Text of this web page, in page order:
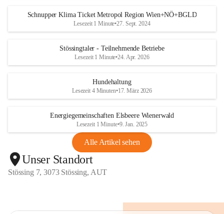
Schnupper Klima Ticket Metropol Region Wien+NÖ+BGLD
Lesezeit 1 Minute•27. Sept. 2024
Stössingtaler - Teilnehmende Betriebe
Lesezeit 1 Minute•24. Apr. 2026
Hundehaltung
Lesezeit 4 Minuten•17. März 2026
Energiegemeinschaften Elsbeere Wienerwald
Lesezeit 1 Minute•9. Jan. 2025
Alle Artikel sehen
Unser Standort
Stössing 7, 3073 Stössing, AUT